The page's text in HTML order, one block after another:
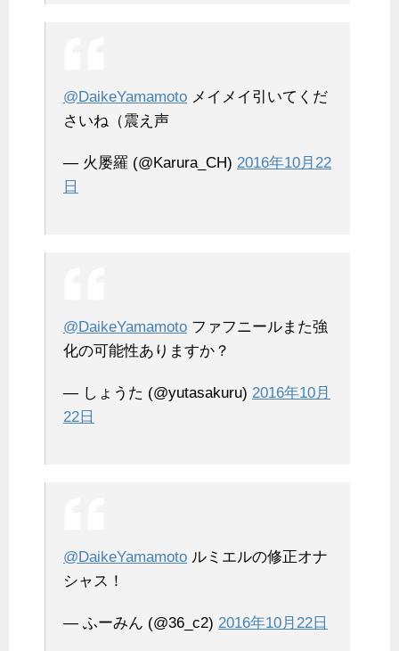
@DaikeYamamoto メイメイ引いてくだ
さいね（震え声
— 火屡羅 (@Karura_CH) 2016年10月22
日
@DaikeYamamoto ファフニールまた強
化の可能性ありますか？
— しょうた (@yutasakuru) 2016年10月
22日
@DaikeYamamoto ルミエルの修正オナ
シャス！
— ふーみん (@36_c2) 2016年10月22日